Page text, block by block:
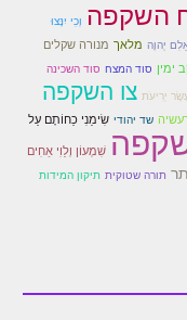
השקפה וְכִי יִנָּצוּ
יְהוָה מלאך מנורה שקלים
ימין סוד המצח סוד השכינה
יְרִיעֹת צו השקפה
שד יהודי שִׂימֵנִי כַחוֹתָם עַל
שִׁמְעוֹן וְלֵוִי אַחִים
תורה שטוקית תיקון המידות